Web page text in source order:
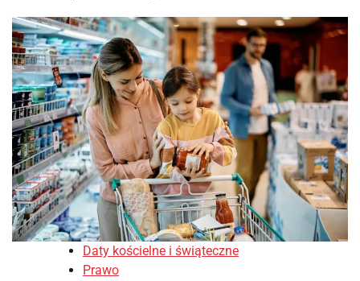
Daty kościelne i świąteczne
Prawo